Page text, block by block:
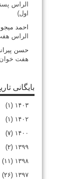
الراس
اول)
احمد
الراس هفت
حسن
هفت خوان
بایگانی
۱۴۰۳ (۱)
۱۴۰۲ (۱)
۱۴۰۰ (۷)
۱۳۹۹ (۲)
۱۳۹۸ (۱۱)
۱۳۹۷ (۲۶)